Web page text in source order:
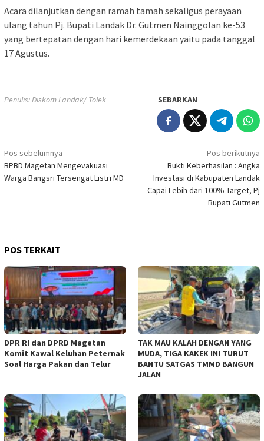
Acara dilanjutkan dengan ramah tamah sekaligus perayaan
ulang tahun Pj. Bupati Landak Dr. Gutmen Nainggolan ke-53
yang bertepatan dengan hari kemerdekaan yaitu pada tanggal
17 Agustus.
Penulis: Diskom Landak/ Tolek SEBARKAN
Navigasi
pos
Pos sebelumnya
BPBD Magetan Mengevakuasi
Warga Bangsri Tersengat Listri MD
Pos berikutnya
Bukti Keberhasilan : Angka
Investasi di Kabupaten Landak
Capai Lebih dari 100% Target, Pj
Bupati Gutmen
POS TERKAIT
DPR RI dan DPRD Magetan
Komit Kawal Keluhan Peternak
Soal Harga Pakan dan Telur
TAK MAU KALAH DENGAN YANG
MUDA, TIGA KAKEK INI TURUT
BANTU SATGAS TMMD BANGUN
JALAN